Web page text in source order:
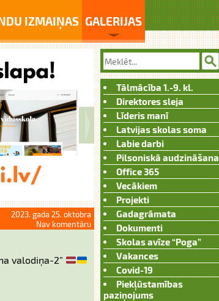
IZMAIŅAS GALERIJAS
2023. gada 25. oktobra
Nav komentāru
valodiņa-2”
Tālmācība 1.-9. kl.
Direktores sleja
Līderis manī
Latvijas skolas soma
Labie darbi
Pilsoniskā audzināšana
Office 365
Vecākiem
Projekti
Gadagrāmata
Dokumenti
Skolas avīze “Poga”
Vakances
Covid-19
Piekļūstamības
paziņojums